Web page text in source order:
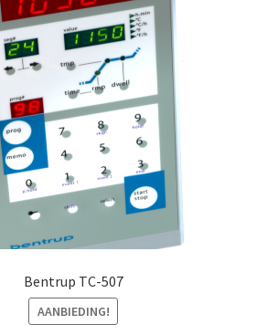
Bentrup TC-507
AANBIEDING!